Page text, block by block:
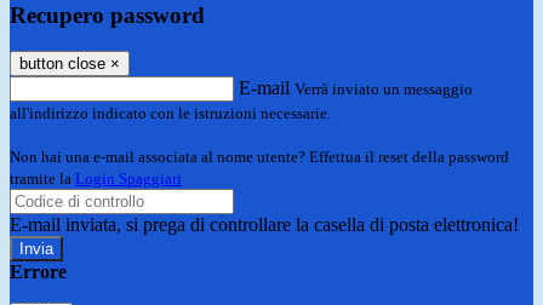
Recupero password
button close ×
E-mail Verrà inviato un messaggio
all'indirizzo indicato con le istruzioni necessarie.
Non hai una e-mail associata al nome utente? Effettua il reset della password
tramite la Login Spaggiari
E-mail inviata, si prega di controllare la casella di posta elettronica!
Errore